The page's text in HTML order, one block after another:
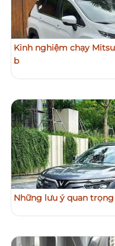
Kinh nghiệm chạy
b
Những lưu ý quan